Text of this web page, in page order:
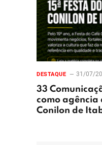
DESTAQUE 31/07/
33
como agência
Conilon de